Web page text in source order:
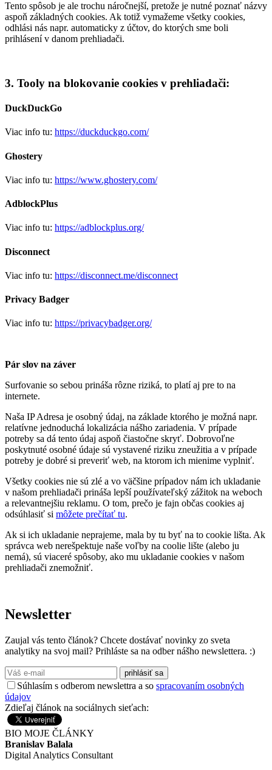
Tento spôsob je ale trochu náročnejší, pretože je nutné poznať názvy
aspoň základných cookies. Ak totiž vymažeme všetky cookies,
odhlási nás napr. automaticky z účtov, do ktorých sme boli
prihlásení v danom prehliadači.
3. Tooly na blokovanie cookies v prehliadači:
DuckDuckGo
Viac info tu: https://duckduckgo.com/
Ghostery
Viac info tu: https://www.ghostery.com/
AdblockPlus
Viac info tu: https://adblockplus.org/
Disconnect
Viac info tu: https://disconnect.me/disconnect
Privacy Badger
Viac info tu: https://privacybadger.org/
Pár slov na záver
Surfovanie so sebou prináša rôzne riziká, to platí aj pre to na
internete.
Naša IP Adresa je osobný údaj, na základe ktorého je možná napr.
relatívne jednoduchá lokalizácia nášho zariadenia. V prípade
potreby sa dá tento údaj aspoň čiastočne skryť. Dobrovoľne
poskytnuté osobné údaje sú vystavené riziku zneužitia a v prípade
potreby je dobré si preveriť web, na ktorom ich mienime vyplniť.
Všetky cookies nie sú zlé a vo väčšine prípadov nám ich ukladanie
v našom prehliadači prináša lepší používateľský zážitok na weboch
a relevantnejšiu reklamu. O tom, prečo je fajn občas cookies aj
odsúhlasiť si môžete prečítať tu.
Ak si ich ukladanie neprajeme, mala by tu byť na to cookie lišta. Ak
správca web nerešpektuje naše voľby na coolie lište (alebo ju
nemá), sú viaceré spôsoby, ako mu ukladanie cookies v našom
prehliadači znemožniť.
Newsletter
Zaujal vás tento článok? Chcete dostávať novinky zo sveta
analytiky na svoj mail? Prihláste sa na odber nášho newslettera. :)
prihlásiť sa
Súhlasím s odberom newslettra a so spracovaním osobných
údajov
Zdieľaj článok na sociálnych sieťach:
BIO MOJE ČLÁNKY
Branislav Balala
Digital Analytics Consultant